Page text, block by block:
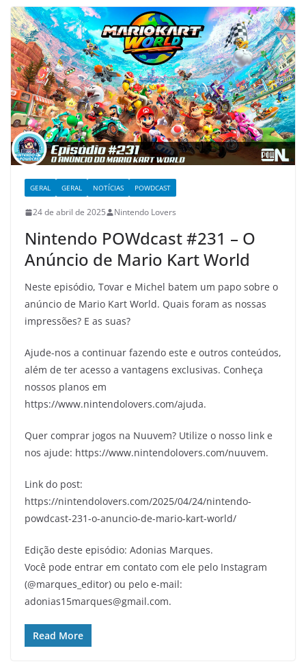
GERAL GERAL NOTÍCIAS POWDCAST
24 de abril de 2025 Nintendo Lovers
Nintendo POWdcast #231 – O
Anúncio de Mario Kart World
Neste episódio, Tovar e Michel batem um papo sobre o
anúncio de Mario Kart World. Quais foram as nossas
impressões? E as suas?
Ajude-nos a continuar fazendo este e outros conteúdos,
além de ter acesso a vantagens exclusivas. Conheça
nossos planos em
https://www.nintendolovers.com/ajuda.
Quer comprar jogos na Nuuvem? Utilize o nosso link e
nos ajude: https://www.nintendolovers.com/nuuvem.
Link do post:
https://nintendolovers.com/2025/04/24/nintendo-
powdcast-231-o-anuncio-de-mario-kart-world/
Edição deste episódio: Adonias Marques.
Você pode entrar em contato com ele pelo Instagram
(@marques_editor) ou pelo e-mail:
adonias15marques@gmail.com.
Read More